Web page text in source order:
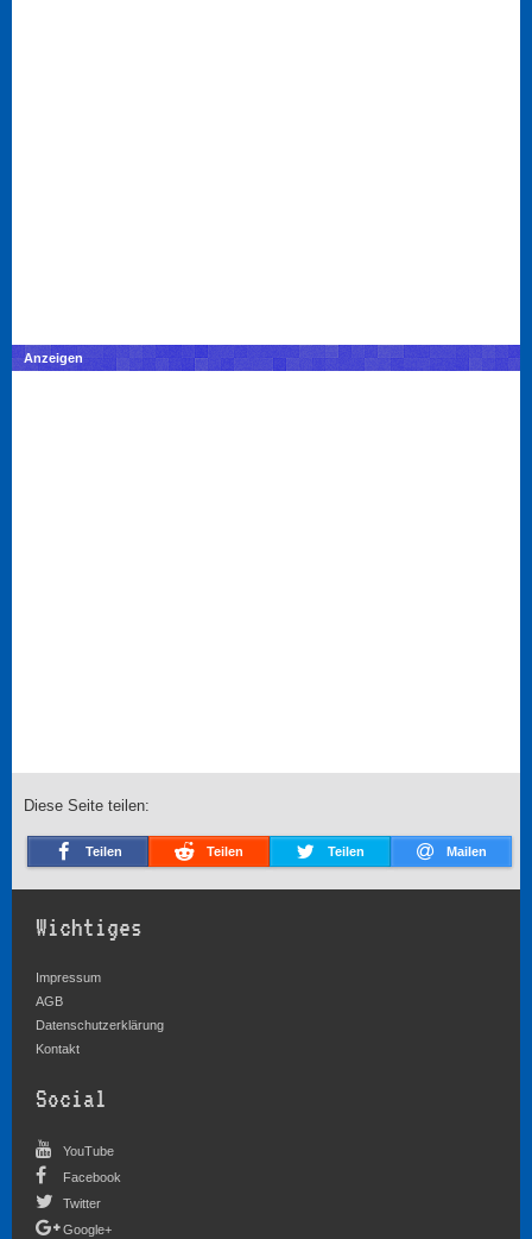
Anzeigen
Diese Seite teilen:
Teilen Teilen Teilen Mailen
Wichtiges
Impressum
AGB
Datenschutzerklärung
Kontakt
Social
YouTube
Facebook
Twitter
Google+